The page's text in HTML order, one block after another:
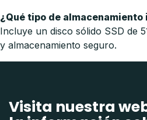
¿Qué tipo de almacenamiento
Incluye un disco sólido SSD de
y almacenamiento seguro.
Visita nuestra